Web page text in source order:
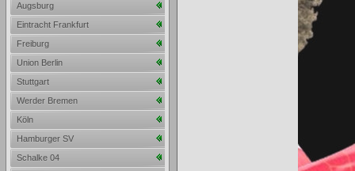
Augsburg
Eintracht Frankfurt
Freiburg
Union Berlin
Stuttgart
Werder Bremen
Köln
Hamburger SV
Schalke 04